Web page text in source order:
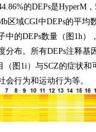
的DEPs是HyperM
区域CGI中DEPs的平均
中的DEPs数量（图1h）
分布。所有DEPs注释基
（图1i）与SCZ的症状和
会行为和运动行为等。